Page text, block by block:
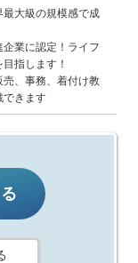
最大級の規模感で成
企業に認定！ライフ
指します！
売、事務、着付け教
できます